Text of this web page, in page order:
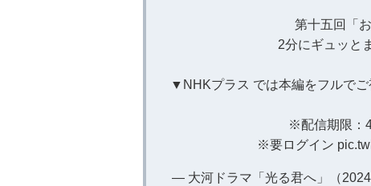
第十五回「
2分にギュッと
▼NHKプラス では本編をフルで
※配信期限：
※要ログイン
— 大河ドラマ「光る君へ」（